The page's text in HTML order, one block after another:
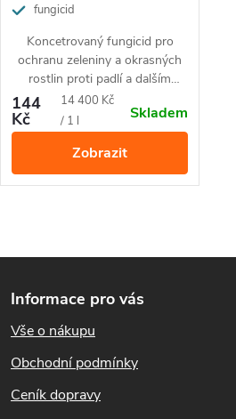
fungicid
Koncetrovaný fungicid pro
ochranu zeleniny a okrasných
rostlin proti padlí a dalším
houbovým chorobám. Balení
vystačí až na 100m².
144
Kč
Měrná
cena:
14 400 Kč
/ 1 l
Skladem
Zobrazit
l
á
d
á
p
a
Informace pro vás
Vše o nákupu
Obchodní podmínky
Ceník dopravy